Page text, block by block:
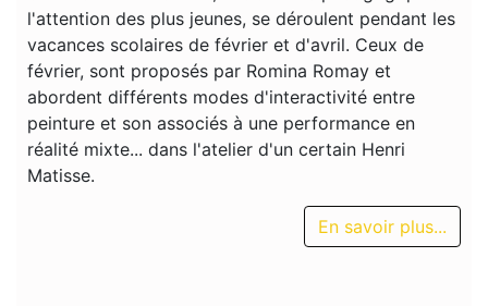
l'attention des plus jeunes, se déroulent pendant les
vacances scolaires de février et d'avril. Ceux de
février, sont proposés par Romina Romay et
abordent différents modes d'interactivité entre
peinture et son associés à une performance en
réalité mixte... dans l'atelier d'un certain Henri
Matisse.
En savoir plus...